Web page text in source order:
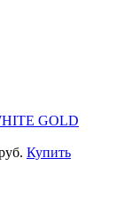
GOLD
Купить